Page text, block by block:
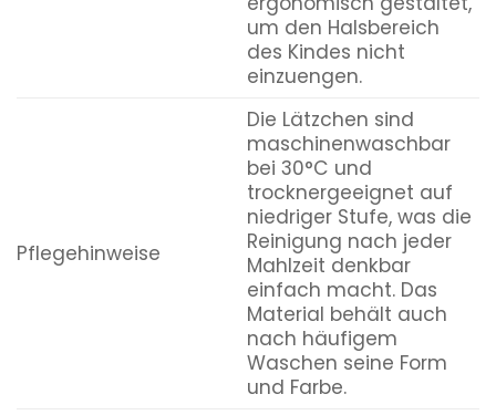
um den Halsbereich
des Kindes nicht
einzuengen.
Pflegehinweise
Die Lätzchen sind
maschinenwaschbar
bei 30°C und
trocknergeeignet auf
niedriger Stufe, was die
Reinigung nach jeder
Mahlzeit denkbar
einfach macht. Das
Material behält auch
nach häufigem
Waschen seine Form
und Farbe.